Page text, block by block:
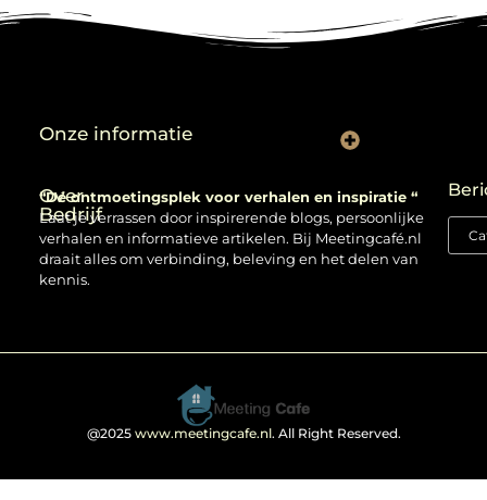
Over
Bedrijf
“Dé ontmoetingsplek voor verhalen en inspiratie “
Laat je verrassen door inspirerende blogs, persoonlijke
verhalen en informatieve artikelen. Bij Meetingcafé.nl
draait alles om verbinding, beleving en het delen van
kennis.
Onze informatie
@2025 www.meetingcafe.nl. All Right Reserved.